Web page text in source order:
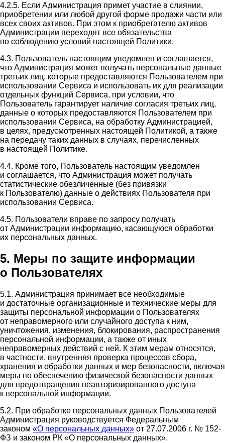
4.2.5. Если Администрация примет участие в слиянии,
приобретении или любой другой форме продажи части или
всех своих активов. При этом к приобретателю активов
Администрации переходят все обязательства
по соблюдению условий настоящей Политики.
4.3. Пользователь настоящим уведомлен и соглашается,
что Администрация может получать персональные данные
третьих лиц, которые предоставляются Пользователем при
использовании Сервиса и использовать их для реализации
отдельных функций Сервиса, при условии, что
Пользователь гарантирует наличие согласия третьих лиц,
данные о которых предоставляются Пользователем при
использовании Сервиса, на обработку Администрацией,
в целях, предусмотренных настоящей Политикой, а также
на передачу таких данных в случаях, перечисленных
в настоящей Политике.
4.4. Кроме того, Пользователь настоящим уведомлен
и соглашается, что Администрация может получать
статистические обезличенные (без привязки
к Пользователю) данные о действиях Пользователя при
использовании Сервиса.
4.5. Пользователи вправе по запросу получать
от Администрации информацию, касающуюся обработки
их персональных данных.
5. Меры по защите информации
о Пользователях
5.1. Администрация принимает все необходимые
и достаточные организационные и технические меры для
защиты персональной информации о Пользователях
от неправомерного или случайного доступа к ним,
уничтожения, изменения, блокирования, распространения
персональной информации, а также от иных
неправомерных действий с ней. К этим мерам относятся,
в частности, внутренняя проверка процессов сбора,
хранения и обработки данных и мер безопасности, включая
меры по обеспечению физической безопасности данных
для предотвращения неавторизированного доступа
к персональной информации.
5.2. При обработке персональных данных Пользователей
Администрация руководствуется Федеральным
законом «О персональных данных» от 27.07.2006 г. № 152-
ФЗ и законом РК «О персональных данных».